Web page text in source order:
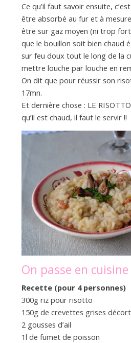
Ce qu’il faut savoir ensuite,
être absorbé au fur et à
être sur gaz moyen (ni trop
que le bouillon soit bien chaud
sur feu doux tout le long de la
mettre louche par louche en
On dit que pour réussir son
17mn.
Et dernière chose : LE
qu’il est chaud, il faut le servir !!
On passe en cuisine
Recette (pour 4 personnes)
300g riz pour risotto
150g de crevettes grises
2 gousses d’ail
1l de fumet de poisson